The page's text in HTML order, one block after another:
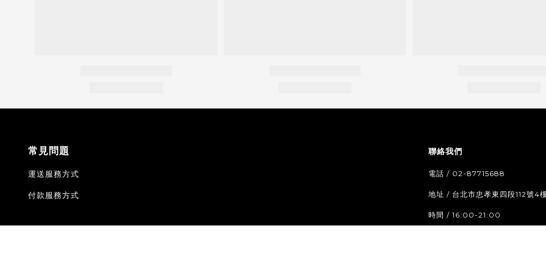
常見問題
運送服務方式
付款服務方式
聯絡我們
電話 / 02-87715688
地址 / 台北市忠孝東四段112號4
時間 / 16:00-21:00